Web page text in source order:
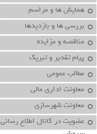
همایش ها و مراسم
بررسی ها و بازدیدها
مناقصه و مزایده
پیام تقدیر و تبریک
مطالب عمومی
معاونت اداري مالي
معاونت شهرسازي
عضویت در کانال اطلاع رسانی